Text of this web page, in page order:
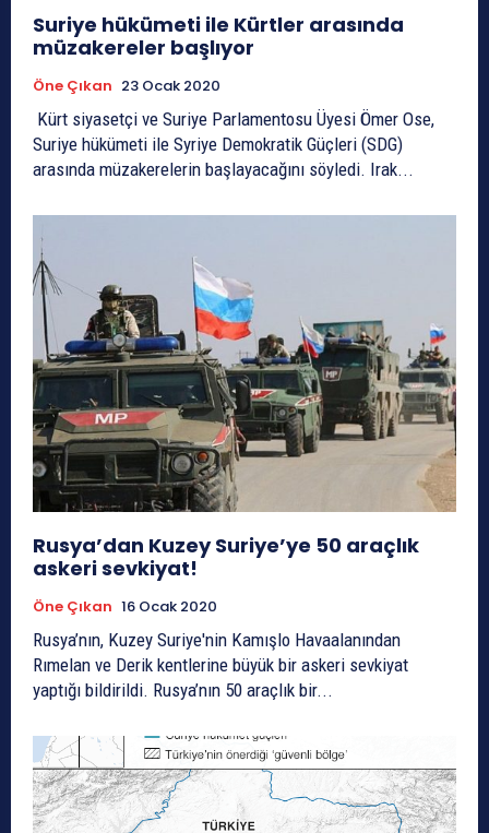
Suriye hükümeti ile Kürtler arasında
müzakereler başlıyor
Öne Çıkan 23 Ocak 2020
Kürt siyasetçi ve Suriye Parlamentosu Üyesi Ömer Ose,
Suriye hükümeti ile Syriye Demokratik Güçleri (SDG)
arasında müzakerelerin başlayacağını söyledi. Irak...
Rusya’dan Kuzey Suriye’ye 50 araçlık
askeri sevkiyat!
Öne Çıkan 16 Ocak 2020
Rusya’nın, Kuzey Suriye'nin Kamışlo Havaalanından
Rımelan ve Derik kentlerine büyük bir askeri sevkiyat
yaptığı bildirildi. Rusya’nın 50 araçlık bir...